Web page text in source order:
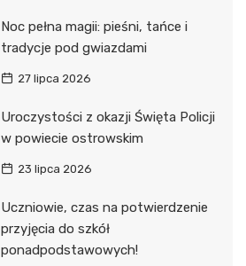
Noc pełna magii: pieśni, tańce i
tradycje pod gwiazdami
27 lipca 2026
Uroczystości z okazji Święta Policji
w powiecie ostrowskim
23 lipca 2026
Uczniowie, czas na potwierdzenie
przyjęcia do szkół
ponadpodstawowych!